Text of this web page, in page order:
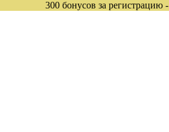
300 бонусов за регистрацию -